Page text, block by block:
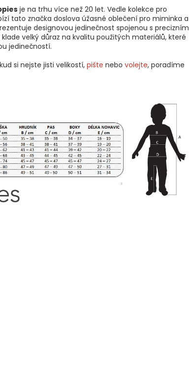
je na trhu více než 20 let. Vedle kolekce pro
tato značka doslova úžasné oblečení pro miminka a
designovou jedinečnost spojenou s precizním
velký důraz na kvalitu použitých materiálů, které
jedinečností.
si nejste jisti velikostí, pište nebo volejte, poradíme